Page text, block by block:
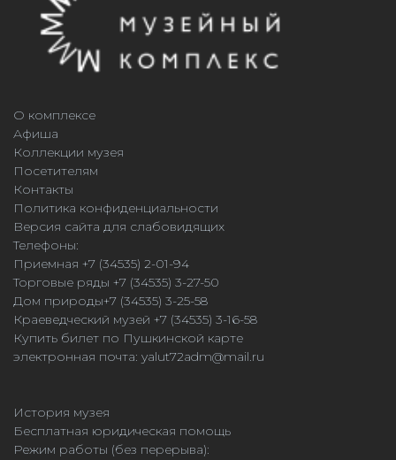
О комплексе
Афиша
Коллекции музея
Посетителям
Контакты
Политика конфиденциальности
Версия сайта для слабовидящих
Телефоны:
Приемная +7 (34535) 2-01-94
Торговые ряды +7 (34535) 3-27-50
Дом природы+7 (34535) 3-25-58
Краеведческий музей +7 (34535) 3-16-58
Купить билет по Пушкинской карте
электронная почта: yalut72adm@mail.ru
История музея
Бесплатная юридическая помощь
Режим работы (без перерыва):